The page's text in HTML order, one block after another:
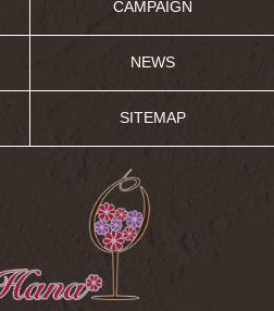
CAMPAIGN
NEWS
SITEMAP